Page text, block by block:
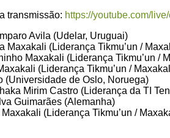
transmissão: https://youtube.com/
Avila (Udelar, Uruguai)
Maxakali (Liderança Tikmu’un /
Maxakali (Liderança Tikmu’un /
(Liderança Tikmu’un /
(Universidade de Oslo, Noruega)
Mirim Castro (Liderança da TI
Guimarães (Alemanha)
(Liderança Tikmu’un /